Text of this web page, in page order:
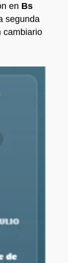
en Bs
segunda
cambiario